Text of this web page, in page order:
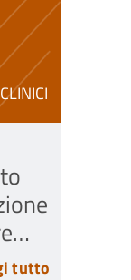
tutto